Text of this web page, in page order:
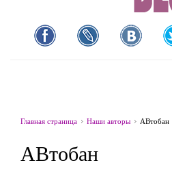
Главная страница Наши авторы АВтобан
АВтобан